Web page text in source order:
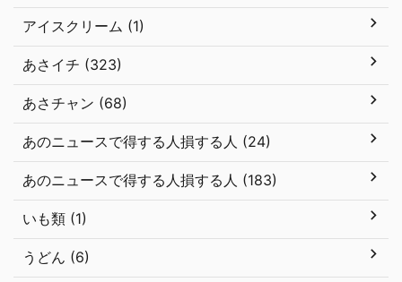
アイスクリーム (1)
あさイチ (323)
あさチャン (68)
あのニュースで得する人損する人 (24)
あのニュースで得する人損する人 (183)
いも類 (1)
うどん (6)